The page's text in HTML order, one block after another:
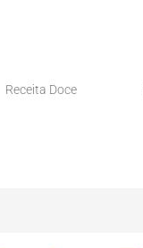
Receita Doce